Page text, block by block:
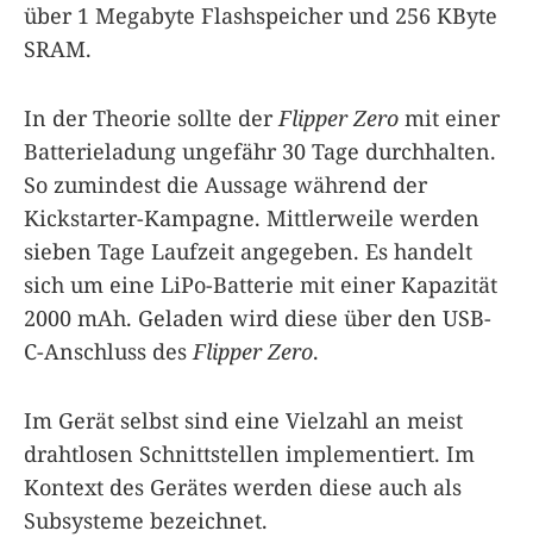
über 1 Megabyte Flashspeicher und 256 KByte
SRAM.
In der Theorie sollte derFlipper Zero mit einer
Batterieladung ungefähr 30 Tage durchhalten.
So zumindest die Aussage während der
Kickstarter-Kampagne. Mittlerweile werden
sieben Tage Laufzeit angegeben. Es handelt
sich um eine LiPo-Batterie mit einer Kapazität
2000 mAh. Geladen wird diese über den USB-
C-Anschluss desFlipper Zero.
Im Gerät selbst sind eine Vielzahl an meist
drahtlosen Schnittstellen implementiert. Im
Kontext des Gerätes werden diese auch als
Subsysteme bezeichnet.